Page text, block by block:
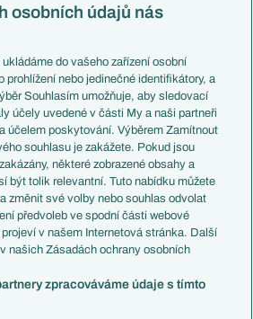
Česko
Francie
Itálie
Německo
Španělsko
Argentina
Brazílie
Přestupy
Zápasy
Livescore
Tipovací soutěž
osobních údajů nás
ukládáme do vašeho zařízení osobní
prohlížení nebo jedinečné identifikátory, a
Souhlasím umožňuje, aby sledovací
účely uvedené v části My a naši partneři
účelem poskytování. Výběrem Zamítnout
souhlasu je zakážete. Pokud jsou
některé zobrazené obsahy a
být tolik relevantní. Tuto nabídku můžete
změnit své volby nebo souhlas odvolat
předvoleb ve spodní části webové
v našem Internetová stránka. Další
našich Zásadách ochrany osobních
zpracováváme údaje s tímto